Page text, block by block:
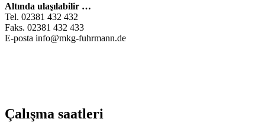
Altında ulaşılabilir …
Tel. 02381 432 432
Faks. 02381 432 433
E-posta info@mkg-fuhrmann.de
Çalışma saatleri